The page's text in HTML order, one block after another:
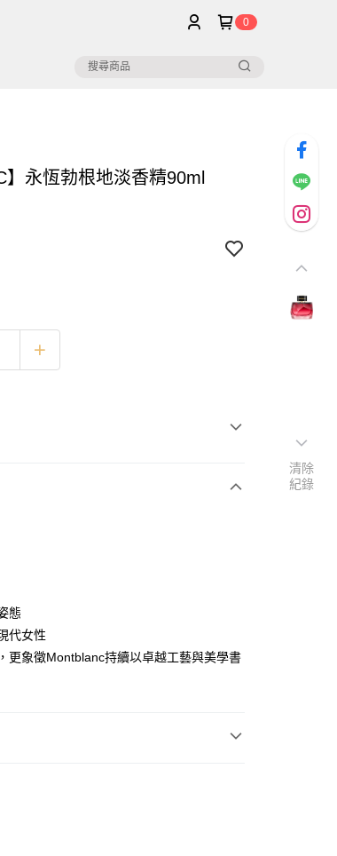
0
】永恆勃根地淡香精90ml
含以上)免運費
含以上)免運費
態
代女性
更象徵Montblanc持續以卓越工藝與美學書
清除
紀錄